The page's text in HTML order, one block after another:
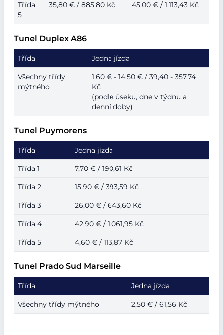
Třída
5
35,80 € / 885,80 Kč 45,00 € / 1.113,43 Kč
Tunel Duplex A86
Třída Jedna jízda
Všechny třídy
mýtného
1,60 € - 14,50 € / 39,40 - 357,74
Kč
(podle úseku, dne v týdnu a
denní doby)
Tunel Puymorens
Třída Jedna jízda
Třída 1 7,70 € / 190,61 Kč
Třída 2 15,90 € / 393,59 Kč
Třída 3 26,00 € / 643,60 Kč
Třída 4 42,90 € / 1.061,95 Kč
Třída 5 4,60 € / 113,87 Kč
Tunel Prado Sud Marseille
Třída Jedna jízda
Všechny třídy mýtného 2,50 € / 61,56 Kč